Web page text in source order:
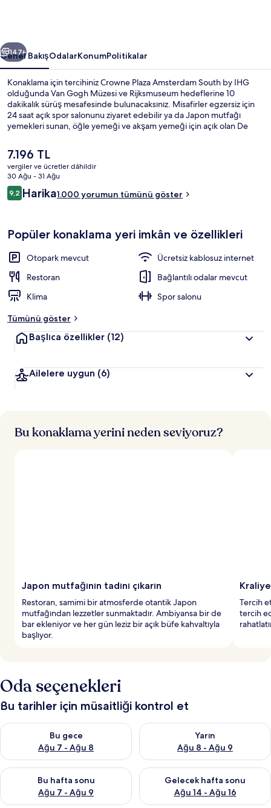
galerisi
Sonraki
147+
Genel BakışOdalarKonumPolitikalar
Konaklama için tercihiniz Crowne Plaza Amsterdam South by IHG
olduğunda Van Gogh Müzesi ve Rijksmuseum hedeflerine 10
dakikalık sürüş mesafesinde bulunacaksınız. Misafirler egzersiz için
24 saat açık spor salonunu ziyaret edebilir ya da Japon mutfağı
yemekleri sunan, öğle yemeği ve akşam yemeği için açık olan De
salonu, hafif yemek büfesi/şarküteri ve teras, bu lüks otel dahilindeki
öne çıkan diğer özelliklerdir. Misafirler konaklama yerinin toplu
taşıma araçlarına kısa yürüme mesafesinde olmasını seviyor:
Boelelaan - Vrije Universiteit Durağı 6 dakika ve Amsterdam Zuid
Tramvay İstasyonu 7 dakika mesafede.
Şu
anki
fiyat
7.196 TL
7.196 TL
vergiler ve ücretler dâhildir
30 Ağu - 31 Ağu
Yorumlar
9,29,2/10
Harika1.000 yorumun tümünü göster
Popüler konaklama yeri imkân ve özellikleri
Otopark mevcut
Ücretsiz kablosuz internet
Restoran
Bağlantılı odalar mevcut
Klima
Spor salonu
Tümünü göster
Başlıca özellikler (12)
Ailelere uygun (6)
Bu konaklama yerini neden seviyoruz?
Japon mutfağının tadını çıkarın
Restoran, samimi bir atmosferde otantik Japon
mutfağından lezzetler sunmaktadır. Ambiyansa bir de
bar ekleniyor ve her gün leziz bir açık büfe kahvaltıyla
başlıyor.
Tercih
tercih
Oda seçenekleri
Bu tarihler için müsaitliği kontrol et
Bu gece
Ağu 7 - Ağu 8
Bu gece için müsaitliği kontrol et Ağu 7 - Ağu 8
Yarın
Ağu 8 - Ağu 9
Yarın için müsaitliği kontrol
Bu hafta sonu
Ağu 7 - Ağu 9
Bu hafta sonu için müsaitliği kontrol et Ağu 7 - Ağu 9
Gelecek hafta sonu
Ağu 14 - Ağu 16
Önümüzdeki hafta sonu için